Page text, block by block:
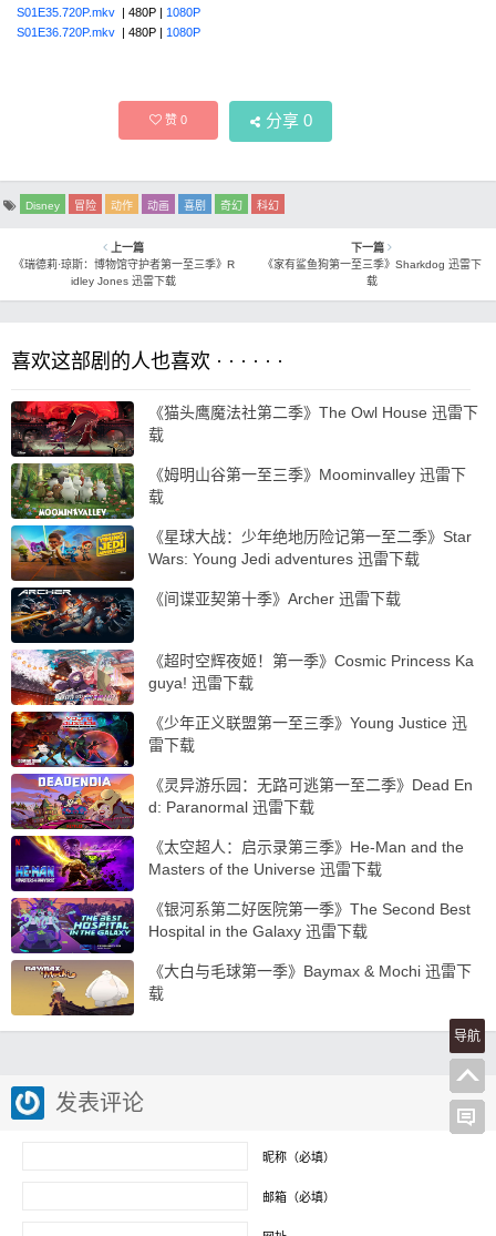
S01E35.720P.mkv | 480P | 1080P
S01E36.720P.mkv | 480P | 1080P
赞0 分享 0
Disney 冒险 动作 动画 喜剧 奇幻 科幻
上一篇
《瑞德莉·琼斯：博物馆守护者第一至三季》R
idley Jones 迅雷下载
下一篇
《家有鲨鱼狗第一至三季》Sharkdog 迅雷下
载
喜欢这部剧的人也喜欢 · · · · · ·
《猫头鹰魔法社第二季》The Owl House 迅雷下
载
《姆明山谷第一至三季》Moominvalley 迅雷下
载
《星球大战：少年绝地历险记第一至二季》Star
Wars: Young Jedi adventures 迅雷下载
《间谍亚契第十季》Archer 迅雷下载
《超时空辉夜姬！第一季》Cosmic Princess Ka
guya! 迅雷下载
《少年正义联盟第一至三季》Young Justice 迅
雷下载
《灵异游乐园：无路可逃第一至二季》Dead En
d: Paranormal 迅雷下载
《太空超人：启示录第三季》He-Man and the
Masters of the Universe 迅雷下载
《银河系第二好医院第一季》The Second Best
Hospital in the Galaxy 迅雷下载
《大白与毛球第一季》Baymax & Mochi 迅雷下
载
发表评论
昵称（必填）
邮箱（必填）
导航